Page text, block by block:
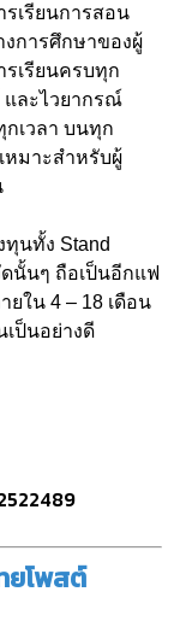
รเรียนการสอน
การศึกษาของผู้
รเรียนครบทุก
ละไวยากรณ์
เวลา บนทุก
มาะสำหรับผู้
ทุนทั้ง Stand
นั้นๆ ถือเป็นอีกแฟ
ใน 4 – 18 เดือน
ป็นอย่างดี
ยโพสต์